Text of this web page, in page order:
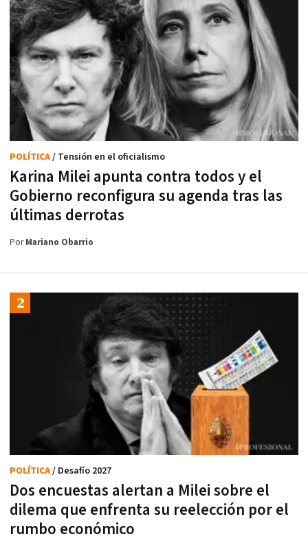
Karina Milei apunta contra todos y el
Gobierno reconfigura su agenda tras las
últimas derrotas
POLÍTICA/ Tensión en el oficialismo
PorMariano Obarrio
Dos encuestas alertan a Milei sobre el
dilema que enfrenta su reelección por el
rumbo económico
POLÍTICA/ Desafío 2027